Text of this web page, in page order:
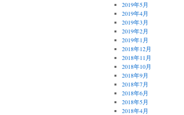
2019年5月
2019年4月
2019年3月
2019年2月
2019年1月
2018年12月
2018年11月
2018年10月
2018年9月
2018年7月
2018年6月
2018年5月
2018年4月